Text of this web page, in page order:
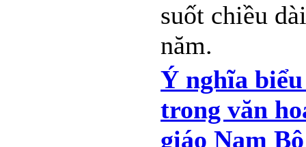
suốt chiều
năm.
Ý nghĩa
trong văn
giáo Nam Bộ